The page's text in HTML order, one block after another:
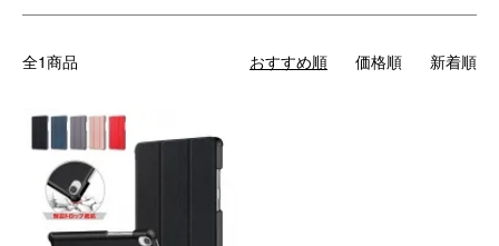
全1商品 おすすめ順 価格順 新着順